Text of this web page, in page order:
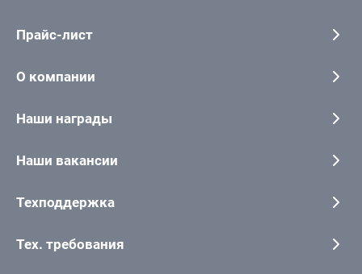
Прайс-лист
О компании
Наши награды
Наши вакансии
Техподдержка
Тех. требования